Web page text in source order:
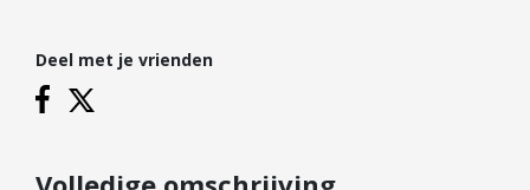
Particulieren
Hypotheken
Hypotheek oversluiten
Deel met je vrienden